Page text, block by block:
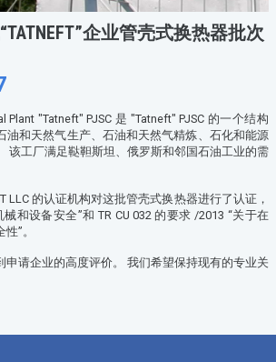
企业管壳式换热器批次
Plant "Tatneft" PJSC 是 "Tatneft" PJSC 的一个结构
油和天然气生产、石油和天然气精炼、石化和能源
该工厂满足鞑靼斯坦、俄罗斯和邻国石油工业的需
LLC 的认证机构对这批管壳式换热器进行了认证，
械和设备安全”和 TR CU 032 的要求 /2013 “关于在
”。
申请企业的高度评价。 我们希望保持现有的专业关